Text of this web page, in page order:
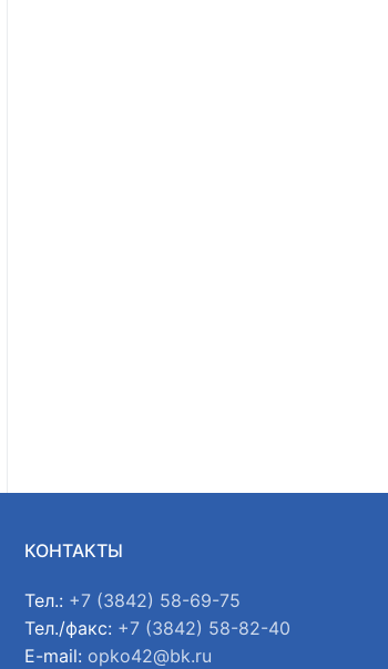
КОНТАКТЫ
Тел.: +7 (3842) 58-69-75
Тел./факс: +7 (3842) 58-82-40
E-mail: opko42@bk.ru